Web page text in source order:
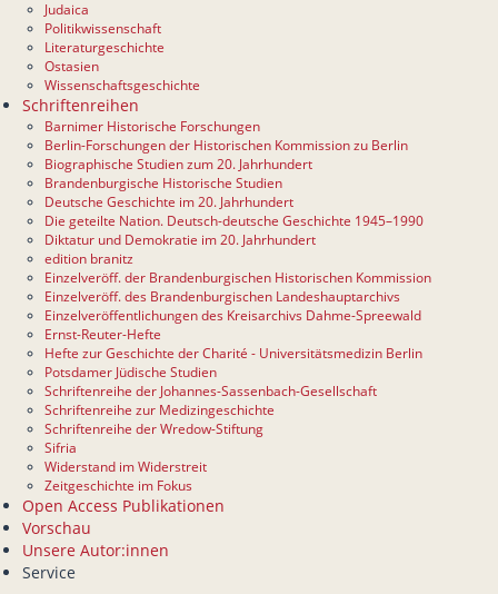
Judaica
Politikwissenschaft
Literaturgeschichte
Ostasien
Wissenschaftsgeschichte
Schriftenreihen
Barnimer Historische Forschungen
Berlin-Forschungen der Historischen Kommission zu Berlin
Biographische Studien zum 20. Jahrhundert
Brandenburgische Historische Studien
Deutsche Geschichte im 20. Jahrhundert
Die geteilte Nation. Deutsch-deutsche Geschichte 1945–1990
Diktatur und Demokratie im 20. Jahrhundert
edition branitz
Einzelveröff. der Brandenburgischen Historischen Kommission
Einzelveröff. des Brandenburgischen Landeshauptarchivs
Einzelveröffentlichungen des Kreisarchivs Dahme-Spreewald
Ernst-Reuter-Hefte
Hefte zur Geschichte der Charité - Universitätsmedizin Berlin
Potsdamer Jüdische Studien
Schriftenreihe der Johannes-Sassenbach-Gesellschaft
Schriftenreihe zur Medizingeschichte
Schriftenreihe der Wredow-Stiftung
Sifria
Widerstand im Widerstreit
Zeitgeschichte im Fokus
Open Access Publikationen
Vorschau
Unsere Autor:innen
Service